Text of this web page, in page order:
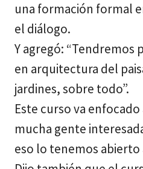
una formación formal
el diálogo.
Y agregó: “Tendremos
en arquitectura del
jardines, sobre todo”.
Este curso va
mucha gente
eso lo tenemos abierto